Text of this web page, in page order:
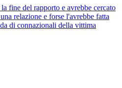
fine del rapporto e avrebbe cercato
relazione e forse l'avrebbe fatta
di connazionali della vittima